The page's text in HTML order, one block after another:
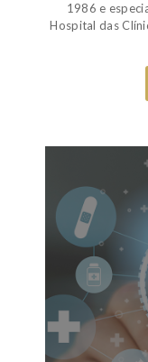
1986 e
Hospital das